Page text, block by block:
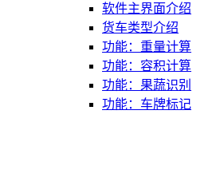
软件主界面介绍
货车类型介绍
功能：重量计算
功能：容积计算
功能：果蔬识别
功能：车牌标记